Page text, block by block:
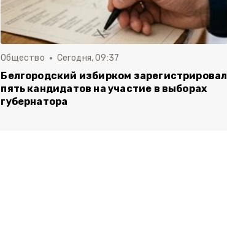
Общество Сегодня, 09:37
Белгородский избирком зарегистрировал
пять кандидатов на участие в выборах
губернатора